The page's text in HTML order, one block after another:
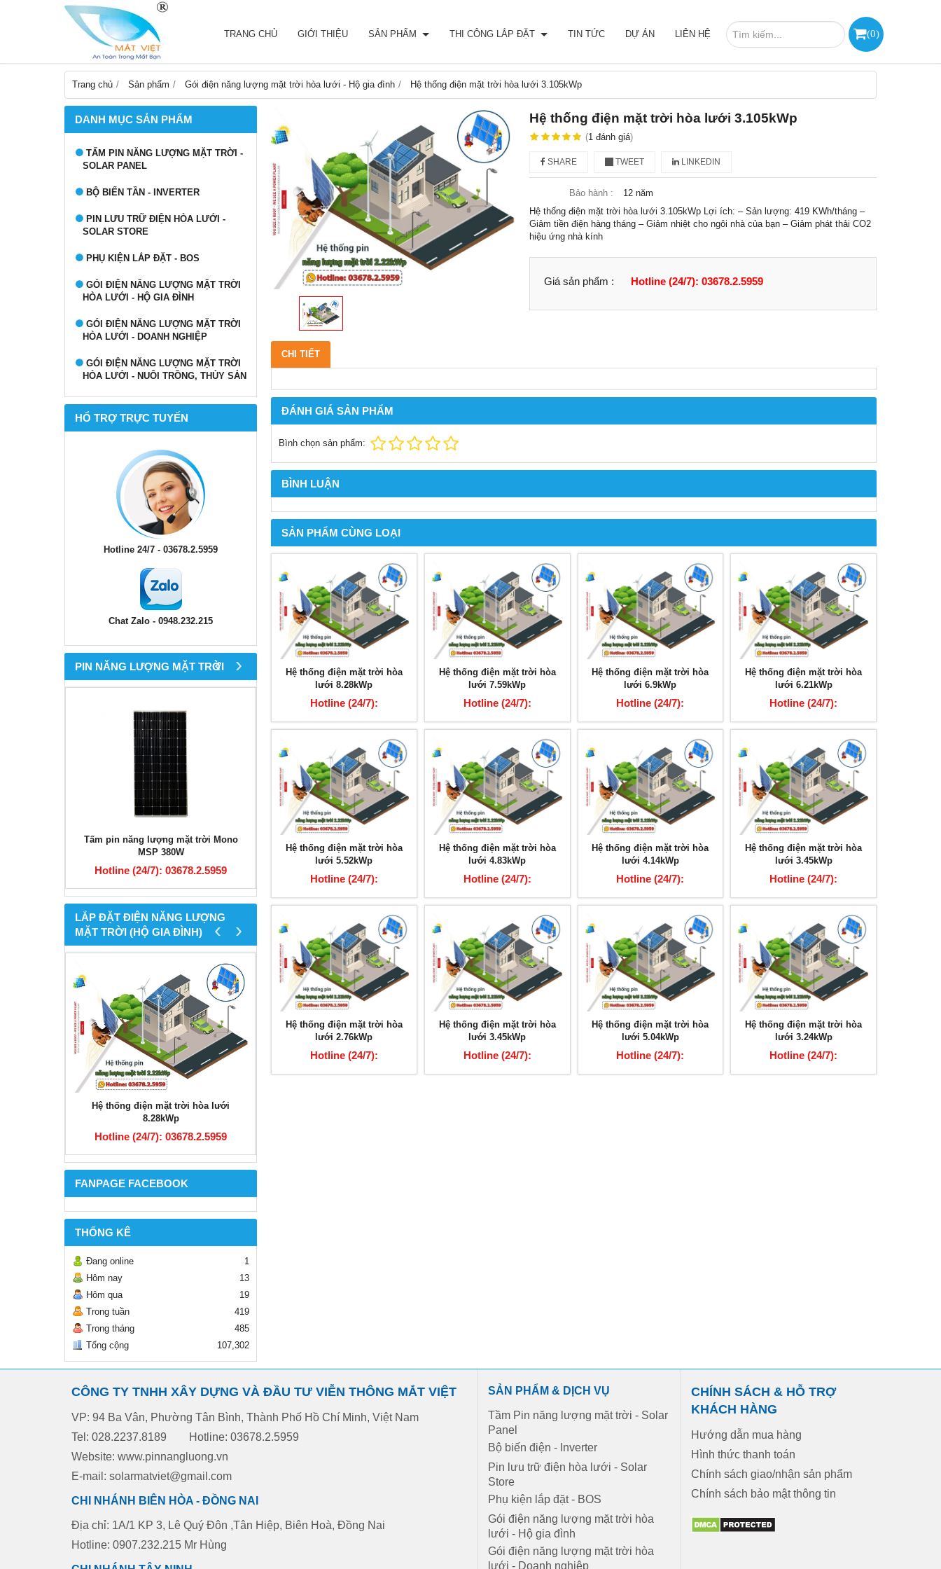
(0)
TRANG CHỦ GIỚI THIỆU SẢN PHẨM THI CÔNG LẮP ĐẶT TIN TỨC DỰ ÁN LIÊN HỆ
Trang chủ Sản phẩm Gói điện năng lượng mặt trời hòa lưới - Hộ gia đình Hệ thống điện mặt trời hòa lưới 3.105kWp
DANH MỤC SẢN PHẨM
TẤM PIN NĂNG LƯỢNG MẶT TRỜI -
SOLAR PANEL
BỘ BIẾN TẦN - INVERTER
PIN LƯU TRỮ ĐIỆN HÒA LƯỚI -
SOLAR STORE
PHỤ KIỆN LẮP ĐẶT - BOS
GÓI ĐIỆN NĂNG LƯỢNG MẶT TRỜI
HÒA LƯỚI - HỘ GIA ĐÌNH
GÓI ĐIỆN NĂNG LƯỢNG MẶT TRỜI
HÒA LƯỚI - DOANH NGHIỆP
GÓI ĐIỆN NĂNG LƯỢNG MẶT TRỜI
HÒA LƯỚI - NUÔI TRỒNG, THỦY SẢN
HỔ TRỢ TRỰC TUYẾN
Hotline 24/7 - 03678.2.5959
Chat Zalo - 0948.232.215
PIN NĂNG LƯỢNG MẶT TRỜI
Tấm pin năng lượng mặt trời Mono
MSP 380W
Hotline (24/7): 03678.2.5959
MSP-400W
MSP-345W
MSP 330W
‹ ›
LẮP ĐẶT ĐIỆN NĂNG LƯỢNG
MẶT TRỜI (HỘ GIA ĐÌNH)
Hệ thống điện mặt trời hòa lưới
8.28kWp
Hotline (24/7): 03678.2.5959
‹ ›
FANPAGE FACEBOOK
THỐNG KÊ
Đang online
1
Hôm nay
13
Hôm qua
19
Trong tuần
419
Trong tháng
485
Tổng cộng
107,302
Hệ thống điện mặt trời hòa lưới 3.105kWp
(1 đánh giá)
SHARE TWEET LINKEDIN
Bảo hành :
12 năm
Hệ thống điện mặt trời hòa lưới 3.105kWp Lợi ích: – Sản lượng: 419 KWh/tháng –
Giảm tiền điện hàng tháng – Giảm nhiệt cho ngôi nhà của bạn – Giảm phát thải CO2
hiệu ứng nhà kính
Giá sản phẩm : Hotline (24/7): 03678.2.5959
CHI TIẾT
ĐÁNH GIÁ SẢN PHẨM
Bình chọn sản phẩm:
BÌNH LUẬN
SẢN PHẨM CÙNG LOẠI
Hệ thống điện mặt trời hòa
lưới 8.28kWp
Hotline (24/7):
Hệ thống điện mặt trời hòa
lưới 7.59kWp
Hotline (24/7):
Hệ thống điện mặt trời hòa
lưới 6.9kWp
Hotline (24/7):
Hệ thống điện mặt trời hòa
lưới 6.21kWp
Hotline (24/7):
Hệ thống điện mặt trời hòa
lưới 5.52kWp
Hotline (24/7):
Hệ thống điện mặt trời hòa
lưới 4.83kWp
Hotline (24/7):
Hệ thống điện mặt trời hòa
lưới 4.14kWp
Hotline (24/7):
Hệ thống điện mặt trời hòa
lưới 3.45kWp
Hotline (24/7):
Hệ thống điện mặt trời hòa
lưới 2.76kWp
Hotline (24/7):
Hệ thống điện mặt trời hòa
lưới 3.45kWp
Hotline (24/7):
Hệ thống điện mặt trời hòa
lưới 5.04kWp
Hotline (24/7):
Hệ thống điện mặt trời hòa
lưới 3.24kWp
Hotline (24/7):
CÔNG TY TNHH XÂY DỰNG VÀ ĐẦU TƯ VIỄN THÔNG MẮT VIỆT
VP: 94 Ba Vân, Phường Tân Bình, Thành Phố Hồ Chí Minh, Việt Nam
Tel: 028.2237.8189
Hotline: 03678.2.5959
Website: www.pinnangluong.vn
E-mail: solarmatviet@gmail.com
CHI NHÁNH BIÊN HÒA - ĐỒNG NAI
Địa chỉ: 1A/1 KP 3, Lê Quý Đôn ,Tân Hiệp, Biên Hoà, Đồng Nai
Hotline: 0907.232.215 Mr Hùng
SẢN PHẨM & DỊCH VỤ
Tầm Pin năng lượng mặt trời - Solar
Panel
Bộ biến điện - Inverter
Pin lưu trữ điện hòa lưới - Solar
Store
Phụ kiện lắp đặt - BOS
Gói điện năng lượng mặt trời hòa
lưới - Hộ gia đình
Gói điện năng lượng mặt trời hòa
lưới - Doanh nghiệp
CHÍNH SÁCH & HỖ TRỢ
KHÁCH HÀNG
Hướng dẫn mua hàng
Hình thức thanh toán
Chính sách giao/nhận sản phẩm
Chính sách bảo mật thông tin